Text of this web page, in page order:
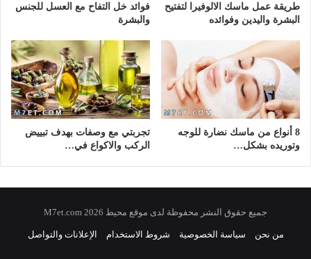
طريقة عمل ماسك الالوفيرا لتفتيح
البشرة واليدين وفوائده
فوائد خل التفاح مع العسل للجنس
والبشرة
8 أنواع من ماسك نضارة للوجه
وتوريده بشكل…
تجربتي مع وصفات بهدف تبييض
الركب والاكواع في…
جميع حقوق النشر محفوظة لدى موقع محيط 2026 M7et.com
من نحن سياسة الخصوصية شروط الاستخدام الإعلانات والتواصل